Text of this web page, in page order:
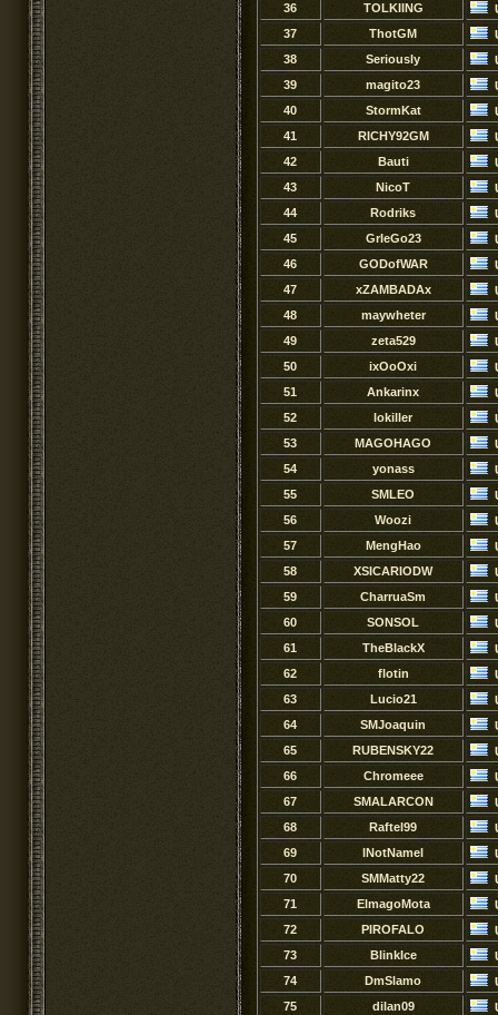
36
TOLKIING
37
ThotGM
38
Seriously
39
magito23
40
StormKat
41
RICHY92GM
42
Bauti
43
NicoT
44
Rodriks
45
GrIeGo23
46
GODofWAR
47
xZAMBADAx
48
maywheter
49
zeta529
50
ixOoOxi
51
Ankarinx
52
lokiller
53
MAGOHAGO
54
yonass
55
SMLEO
56
Woozi
57
MengHao
58
XSICARIODW
59
CharruaSm
60
SONSOL
61
TheBlackX
62
flotin
63
Lucio21
64
SMJoaquin
65
RUBENSKY22
66
Chromeee
67
SMALARCON
68
Raftel99
69
lNotNamel
70
SMMatty22
71
ElmagoMota
72
PIROFALO
73
BlinkIce
74
DmSlamo
75
dilan09